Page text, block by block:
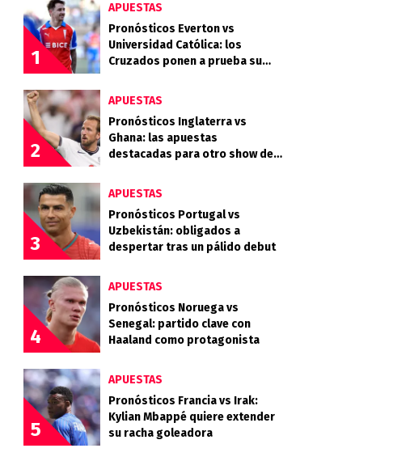
1
APUESTAS
Pronósticos Everton vs
Universidad Católica: los
Cruzados ponen a prueba su
2
APUESTAS
Pronósticos Inglaterra vs
Ghana: las apuestas
destacadas para otro show de
3
APUESTAS
Pronósticos Portugal vs
Uzbekistán: obligados a
despertar tras un pálido debut
4
APUESTAS
Pronósticos Noruega vs
Senegal: partido clave con
Haaland como protagonista
5
APUESTAS
Pronósticos Francia vs Irak:
Kylian Mbappé quiere extender
su racha goleadora